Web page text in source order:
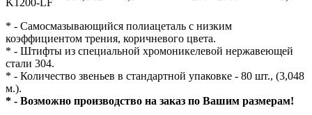
K1200-LF
* - Самосмазывающийся полиацеталь с низким
коэффициентом трения, коричневого цвета.
* - Штифты из специальной хромоникелевой нержавеющей
стали 304.
* - Количество звеньев в стандартной упаковке - 80 шт., (3,048
м.).
* - Возможно производство на заказ по Вашим размерам!